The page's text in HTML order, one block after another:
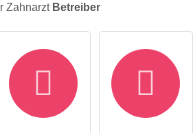
Zahnarzt Betreiber